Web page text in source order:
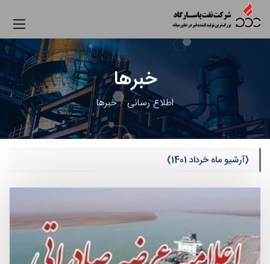
خبرها
اطلاع رسانی خبرها
(آرشیو ماه خرداد 1401)